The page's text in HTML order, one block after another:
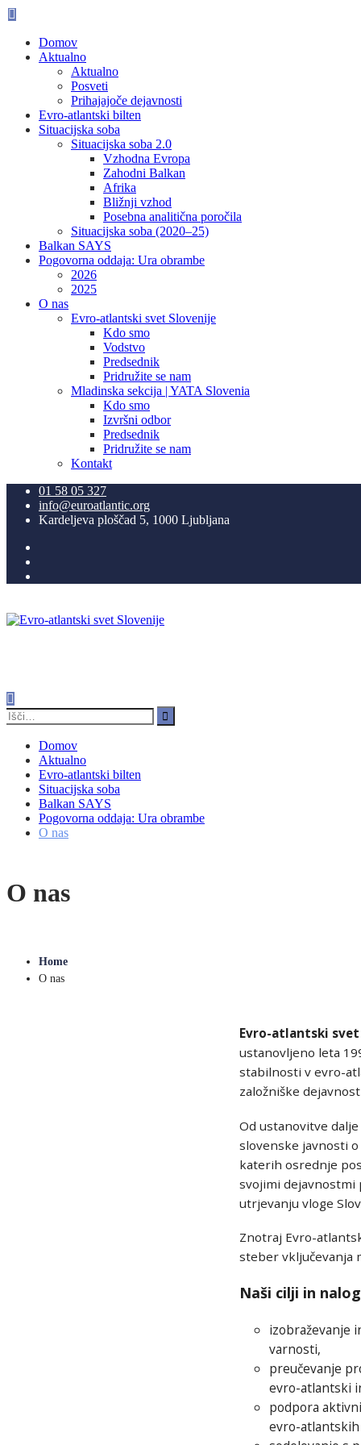
Skip
contentDomov
Aktualno
Aktualno
Posveti
Prihajajoče dejavnosti
Evro-atlantski bilten
Situacijska soba
Situacijska soba 2.0
Vzhodna Evropa
Zahodni Balkan
Afrika
Bližnji vzhod
Posebna analitična poročila
Situacijska soba (2020–25)
Balkan SAYS
Pogovorna oddaja: Ura obrambe
2026
2025
O nas
Evro-atlantski svet Slovenije
Kdo smo
Vodstvo
Predsednik
Pridružite se nam
Mladinska sekcija | YATA Slovenia
Kdo smo
Izvršni odbor
Predsednik
Pridružite se nam
Kontakt
01 58 05 327
info@euroatlantic.org
Kardeljeva ploščad 5, 1000 Ljubljana
Search
for:
Domov
Aktualno
Evro-atlantski bilten
Situacijska soba
Balkan SAYS
Pogovorna oddaja: Ura obrambe
O nas
O nas
Home
O nas
Evro-atlantski
ustanovljeno leta
stabilnosti v evro-
založniške
Od ustanovitve
slovenske javnosti
katerih osrednje
svojimi
utrjevanju vloge
Znotraj Evro-
steber vključevanja
Naši cilji in
izobraževanje
varnosti,
preučevanje
evro-atlantski
podpora
evro-